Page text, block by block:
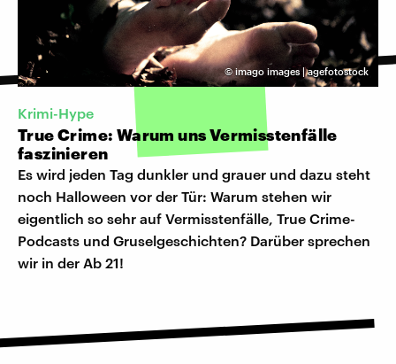
©imago images | agefotostock
Krimi-Hype
True Crime: Warum uns Vermisstenfälle
faszinieren
Es wird jeden Tag dunkler und grauer und dazu steht
noch Halloween vor der Tür: Warum stehen wir
eigentlich so sehr auf Vermisstenfälle, True Crime-
Podcasts und Gruselgeschichten? Darüber sprechen
wir in der Ab 21!